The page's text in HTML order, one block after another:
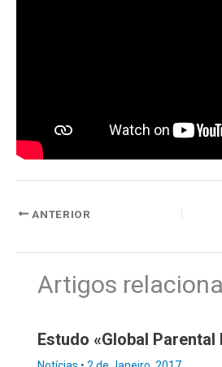
ANTERIOR
Artigos
Estudo «Global Parental